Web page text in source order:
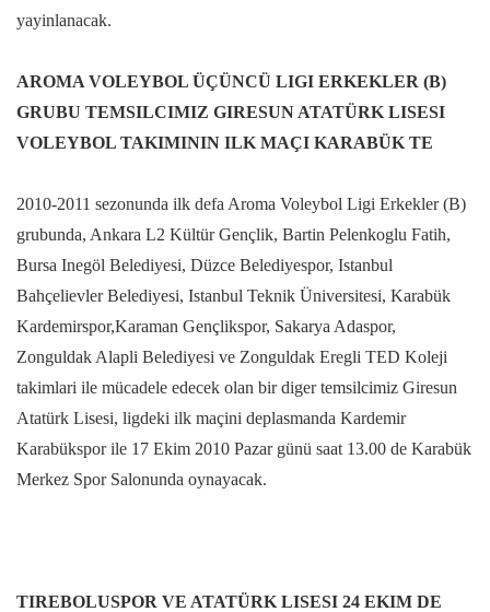
yayinlanacak.
AROMA VOLEYBOL ÜÇÜNCÜ LIGI ERKEKLER (B)
GRUBU TEMSILCIMIZ GIRESUN ATATÜRK LISESI
VOLEYBOL TAKIMININ ILK MAÇI KARABÜK TE
2010-2011 sezonunda ilk defa Aroma Voleybol Ligi Erkekler (B)
grubunda, Ankara L2 Kültür Gençlik, Bartin Pelenkoglu Fatih,
Bursa Inegöl Belediyesi, Düzce Belediyespor, Istanbul
Bahçelievler Belediyesi, Istanbul Teknik Üniversitesi, Karabük
Kardemirspor,Karaman Gençlikspor, Sakarya Adaspor,
Zonguldak Alapli Belediyesi ve Zonguldak Eregli TED Koleji
takimlari ile mücadele edecek olan bir diger temsilcimiz Giresun
Atatürk Lisesi, ligdeki ilk maçini deplasmanda Kardemir
Karabükspor ile 17 Ekim 2010 Pazar günü saat 13.00 de Karabük
Merkez Spor Salonunda oynayacak.
TIREBOLUSPOR VE ATATÜRK LISESI 24 EKIM DE